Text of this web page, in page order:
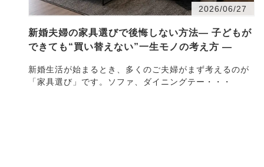
2026/06/27
新婚夫婦の家具選びで後悔しない方法― 子どもが
できても“買い替えない”一生モノの考え方 ―
新婚生活が始まるとき、多くのご夫婦がまず考えるのが
「家具選び」です。ソファ、ダイニングテー・・・